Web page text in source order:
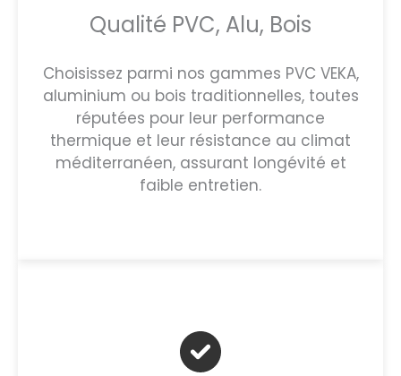
Qualité PVC, Alu, Bois
Choisissez parmi nos gammes PVC VEKA,
aluminium ou bois traditionnelles, toutes
réputées pour leur performance
thermique et leur résistance au climat
méditerranéen, assurant longévité et
faible entretien.